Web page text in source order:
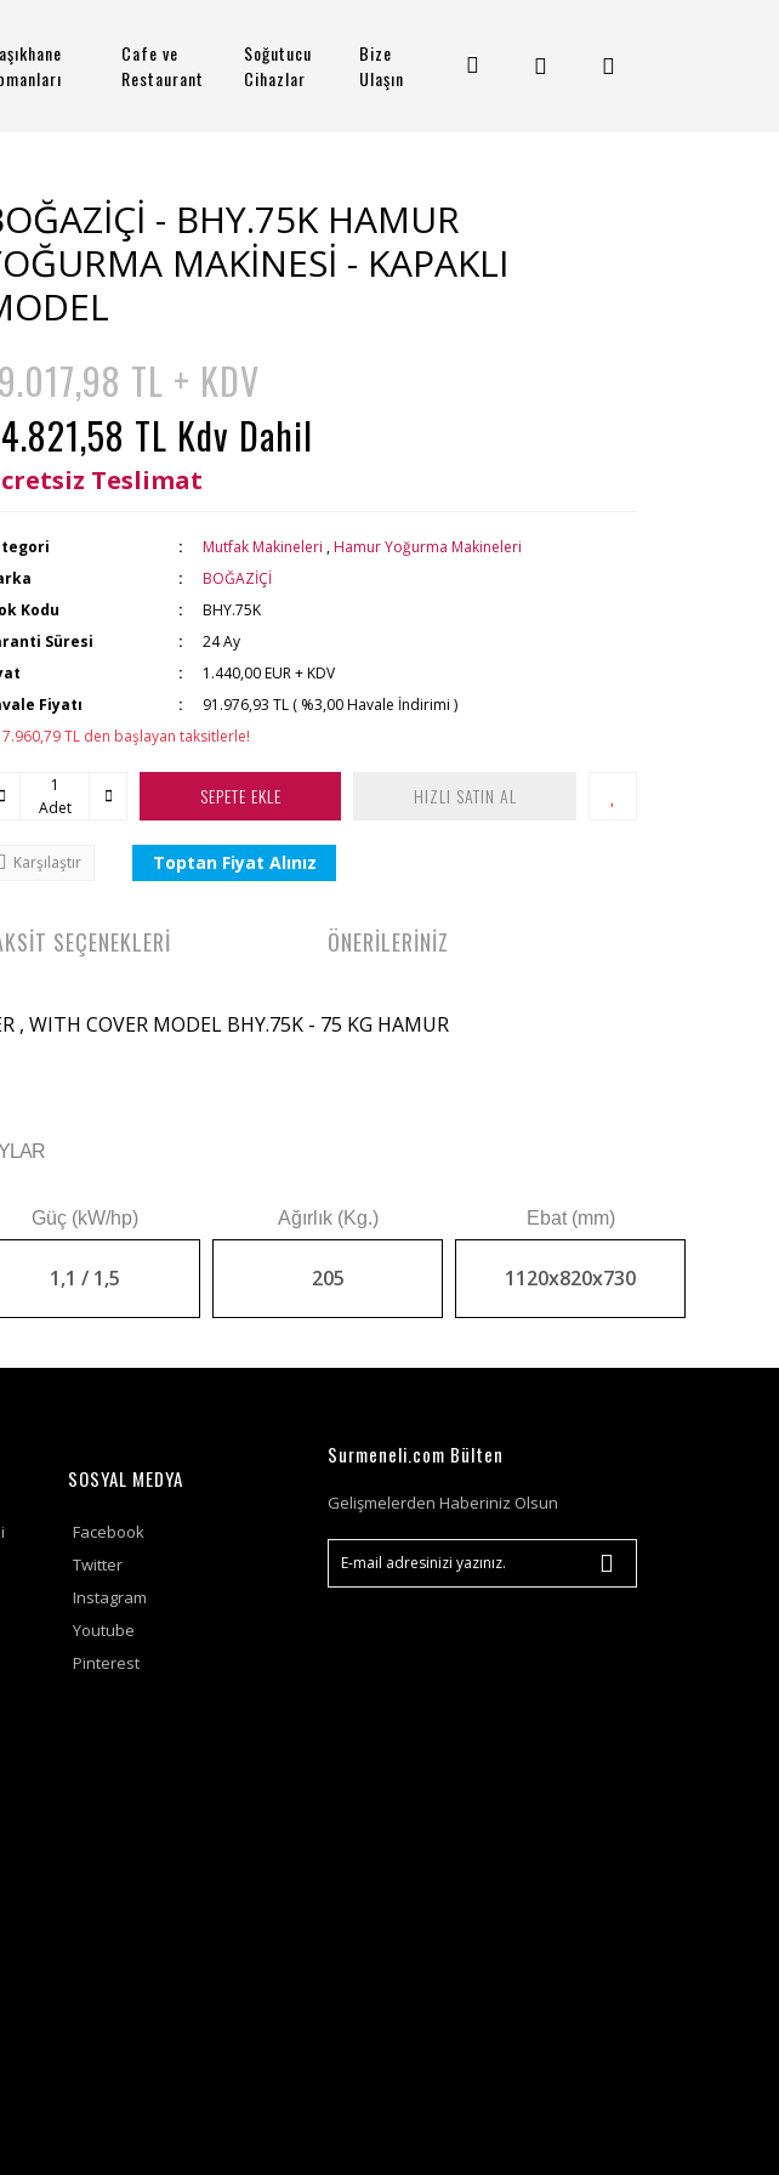
Cafe ve
Restaurant
Soğutucu
Cihazlar
Bize
Ulaşın
- BHY.75K HAMUR
MAKİNESİ - KAPAKLI
TL + KDV
TL Kdv Dahil
Teslimat
Mutfak Makineleri , Hamur Yoğurma Makineleri
BOĞAZİÇİ
Kodu
BHY.75K
Süresi
24 Ay
1.440,00 EUR + KDV
Fiyatı
91.976,93 TL ( %3,00 Havale İndirimi )
TL den başlayan taksitlerle!
Adet SEPETE EKLE HIZLI SATIN AL
Karşılaştır Toptan Fiyat Alınız
, WITH COVER MODEL BHY.75K - 75 KG HAMUR
Güç (kW/hp)
1,1 / 1,5
Ağırlık (Kg.)
205
Ebat (mm)
1120x820x730
SEÇENEKLERİ ÖNERİLERİNİZ
SOSYAL MEDYA
Facebook
Twitter
Instagram
Youtube
Pinterest
Surmeneli.com Bülten
Gelişmelerden Haberiniz Olsun